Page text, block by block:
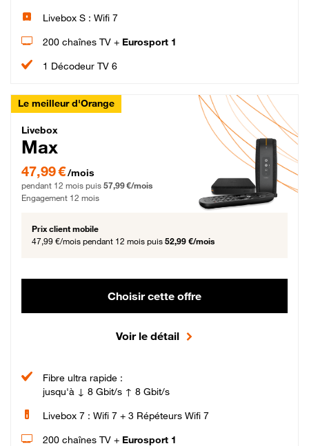
Livebox S : Wifi 7
200 chaînes TV + Eurosport 1
1 Décodeur TV 6
Le meilleur d'Orange
Livebox Max Fibre
Livebox
Max
47,99 € par mois pendant 12 mois puis 57,99 € par mois, Engagement 12 mois
47,99 €/mois
pendant 12 mois puis 57,99 €/mois
Engagement 12 mois
Prix client mobile
47,99 €/mois pendant 12 mois puis 52,99 €/mois
Choisir cette offre
Voir le détail
Fibre ultra rapide :
jusqu'à ↓ 8 Gbit/s ↑ 8 Gbit/s
Livebox 7 : Wifi 7 + 3 Répéteurs Wifi 7
200 chaînes TV + Eurosport 1